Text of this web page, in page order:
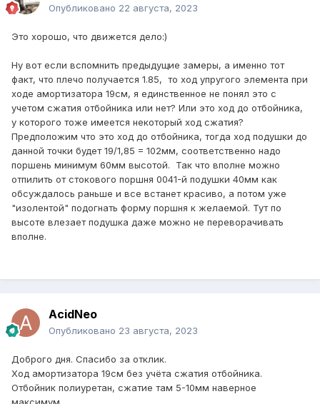
Опубликовано 22 августа, 2023
Это хорошо, что движется дело:)
Ну вот если вспомнить предыдущие замеры, а именно тот
факт, что плечо получается 1.85, то ход упругого элемента при
ходе амортизатора 19см, я единственное не понял это с
учетом сжатия отбойника или нет? Или это ход до отбойника,
у которого тоже имеется некоторый ход сжатия?
Предположим что это ход до отбойника, тогда ход подушки до
данной точки будет 19/1,85 = 102мм, соответственно надо
поршень минимум 60мм высотой. Так что вполне можно
отпилить от стокового поршня 0041-й подушки 40мм как
обсуждалось раньше и все встанет красиво, а потом уже
"изолентой" подогнать форму поршня к желаемой. Тут по
высоте влезает подушка даже можно не переворачивать
вполне.
AcidNeo
Опубликовано 23 августа, 2023
Доброго дня. Спасибо за отклик.
Ход амортизатора 19см без учёта сжатия отбойника.
Отбойник полиуретан, сжатие там 5-10мм наверное